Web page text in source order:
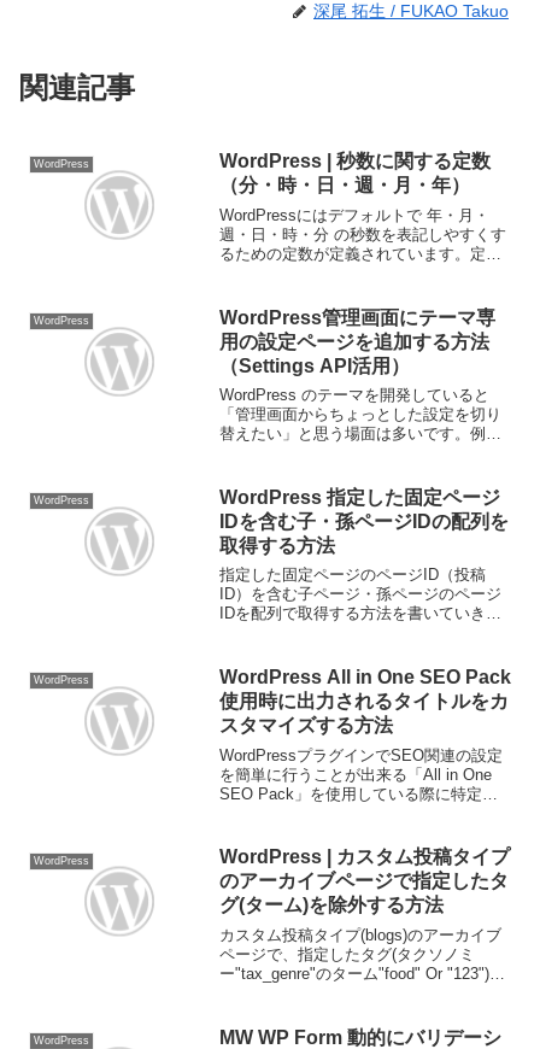
深尾 拓生 / FUKAO Takuo
関連記事
WordPress
WordPress | 秒数に関する定数
（分・時・日・週・月・年）
WordPressにはデフォルトで 年・月・
週・日・時・分 の秒数を表記しやすくす
るための定数が定義されています。定数
WordPress
WordPress管理画面にテーマ専
用の設定ページを追加する方法
（Settings API活用）
WordPress のテーマを開発していると
「管理画面からちょっとした設定を切り
替えたい」と思う場面は多いです。例：
面から編集したい特定の機能のON/OFF
こうしたとき...
WordPress
WordPress 指定した固定ページ
IDを含む子・孫ページIDの配列を
取得する方法
指定した固定ページのページID（投稿
ID）を含む子ページ・孫ページのページ
IDを配列で取得する方法を書いていきま
ージIDを含む子・孫ページIDの配列を取
得す...
WordPress
WordPress All in One SEO Pack
使用時に出力されるタイトルをカ
スタマイズする方法
WordPressプラグインでSEO関連の設定
を簡単に行うことが出来る「All in One
SEO Pack」を使用している際に特定の
ます。All in One SE...
WordPress
WordPress | カスタム投稿タイプ
のアーカイブページで指定したタ
グ(ターム)を除外する方法
カスタム投稿タイプ(blogs)のアーカイブ
ページで、指定したタグ(タクソノミ
ー"tax_genre"のターム"food" Or "123")を
以下の...
WordPress
MW WP Form 動的にバリデーシ